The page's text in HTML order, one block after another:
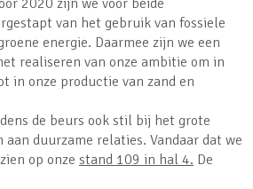
van het gebruik van fossiele
energie. Daarmee zijn we een
realiseren van onze ambitie om in
in onze productie van zand en
de beurs ook stil bij het grote
duurzame relaties. Vandaar dat we
op onze stand 109 in hal 4. De